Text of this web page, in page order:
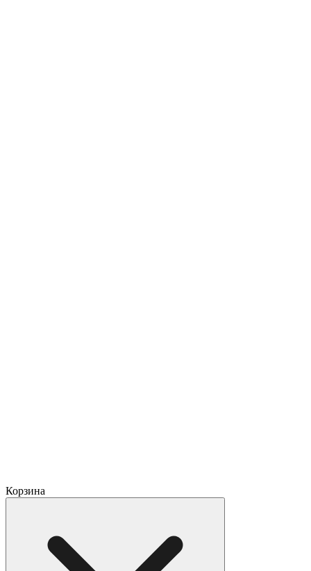
Корзина